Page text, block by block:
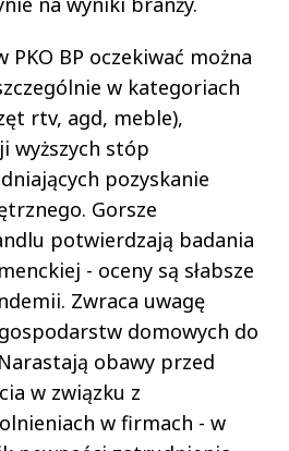
BP oczekiwać można
w kategoriach
rtv, agd, meble),
wyższych stóp
pozyskanie
Gorsze
potwierdzają badania
- oceny są słabsze
Zwraca uwagę
domowych do
obawy przed
w związku z
w firmach - w